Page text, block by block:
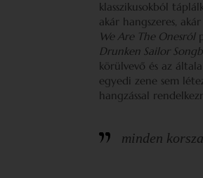
klasszikusokból
akár hangszeres,
We Are The Onesról
Drunken Sailor
körülvevő és az
egyedi zene sem
hangzással
minden